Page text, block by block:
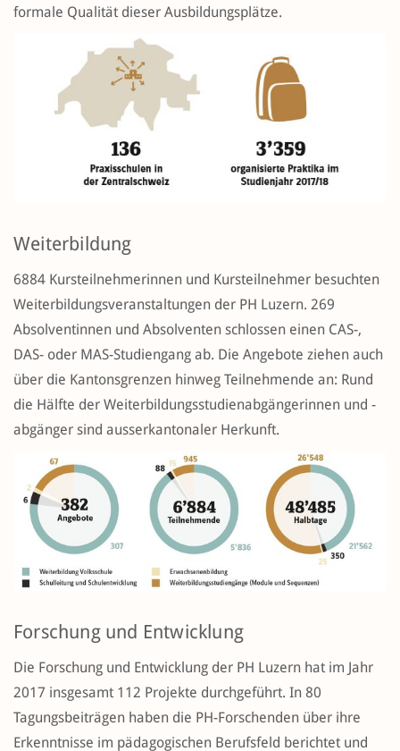
formale Qualität dieser Ausbildungsplätze.
Weiterbildung
6884 Kursteilnehmerinnen und Kursteilnehmer besuchten
Weiterbildungsveranstaltungen der PH Luzern. 269
Absolventinnen und Absolventen schlossen einen CAS-,
DAS- oder MAS-Studiengang ab. Die Angebote ziehen auch
über die Kantonsgrenzen hinweg Teilnehmende an: Rund
die Hälfte der Weiterbildungsstudienabgängerinnen und -
abgänger sind ausserkantonaler Herkunft.
Forschung und Entwicklung
Die Forschung und Entwicklung der PH Luzern hat im Jahr
2017 insgesamt 112 Projekte durchgeführt. In 80
Tagungsbeiträgen haben die PH-Forschenden über ihre
Erkenntnisse im pädagogischen Berufsfeld berichtet und